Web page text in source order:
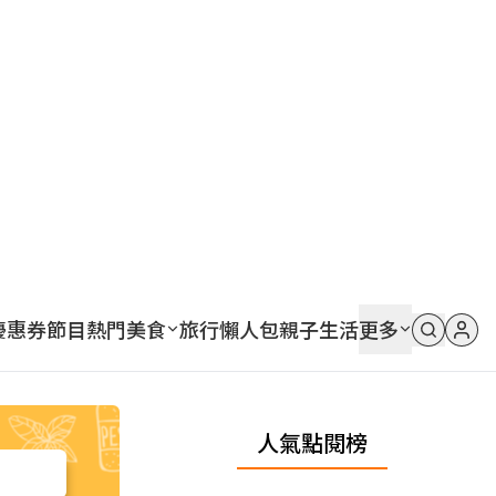
惠券節目熱門美食 旅行懶人包親子生活更多
人氣點閱榜